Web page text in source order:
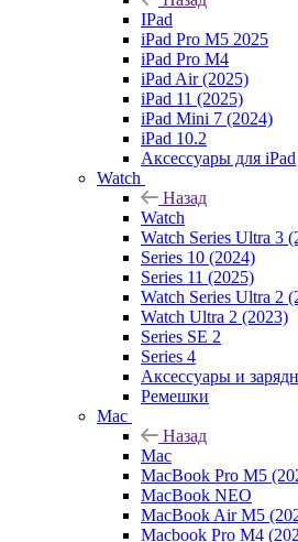
IPad
iPad Pro M5 2025
iPad Pro M4
iPad Air (2025)
iPad 11 (2025)
iPad Mini 7 (2024)
iPad 10.2
Аксессуары для iPad
Watch
Назад
Watch
Watch Series Ultra 3
Series 10 (2024)
Series 11 (2025)
Watch Series Ultra 2
Watch Ultra 2 (2023)
Series SE 2
Series 4
Аксессуары и
Ремешки
Mac
Назад
Mac
MacBook Pro M5
MacBook NEO
MacBook Air M5
Macbook Pro M4